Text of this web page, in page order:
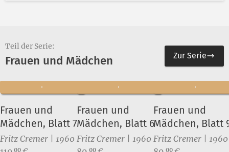
Teil der Serie:
Frauen und Mädchen Zur Serie
Frauen und
Mädchen, Blatt 7
Fritz Cremer | 1960
00
Frauen und
Mädchen, Blatt 6
Fritz Cremer | 1960
00
Frauen und
Mädchen, Blatt
Fritz Cremer | 1960
00